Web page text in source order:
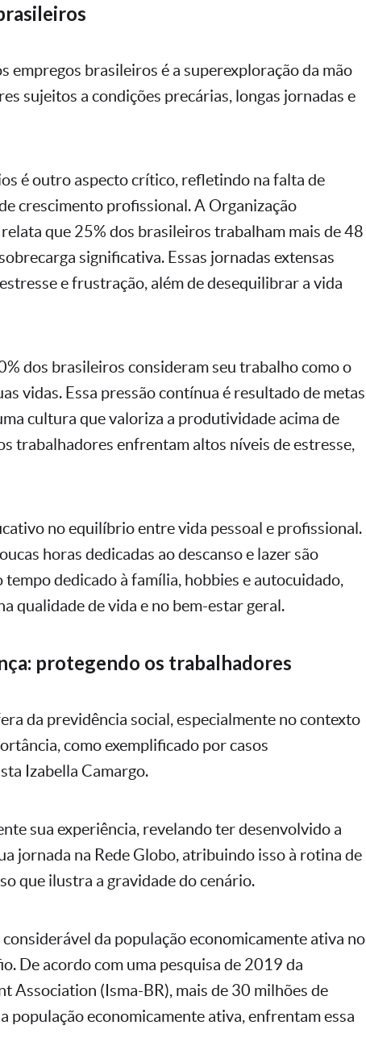
empregos brasileiros é a superexploração da mão
sujeitos a condições precárias, longas jornadas e
é outro aspecto crítico, refletindo na falta de
crescimento profissional. A Organização
que 25% dos brasileiros trabalham mais de 48
significativa. Essas jornadas extensas
e frustração, além de desequilibrar a vida
dos brasileiros consideram seu trabalho como o
vidas. Essa pressão contínua é resultado de metas
cultura que valoriza a produtividade acima de
trabalhadores enfrentam altos níveis de estresse,
no equilíbrio entre vida pessoal e profissional.
horas dedicadas ao descanso e lazer são
dedicado à família, hobbies e autocuidado,
qualidade de vida e no bem-estar geral.
protegendo os trabalhadores
da previdência social, especialmente no contexto
como exemplificado por casos
Izabella Camargo.
sua experiência, revelando ter desenvolvido a
jornada na Rede Globo, atribuindo isso à rotina de
que ilustra a gravidade do cenário.
da população economicamente ativa no
De acordo com uma pesquisa de 2019 da
Association (Isma-BR), mais de 30 milhões de
população economicamente ativa, enfrentam essa